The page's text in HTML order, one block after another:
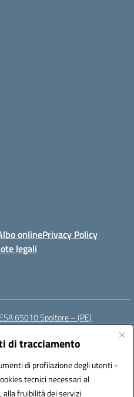
di tracciamento
di profilazione degli utenti -
tecnici necessari al
fruibilità dei servizi
onlinePrivacy Policy
legali
65010 Spoltore – (PE)
(IPA): istsc_peee052003